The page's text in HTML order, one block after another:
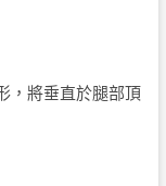
，將垂直於腿部頂